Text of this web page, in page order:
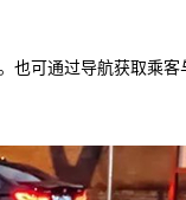
也可通过导航获取乘客